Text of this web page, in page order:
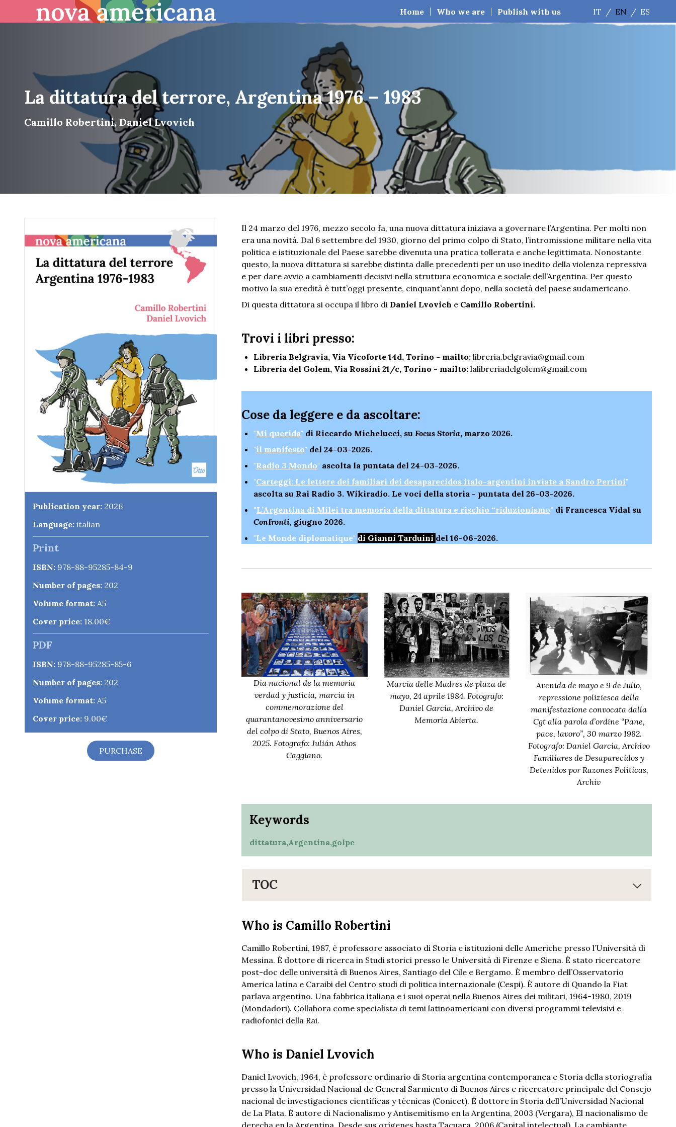
Home Who we are Publish with us IT / EN / ES
La dittatura del terrore, Argentina 1976 – 1983
Camillo Robertini, Daniel Lvovich
Publication year: 2026
Language: italian
Print
ISBN: 978-88-95285-84-9
Number of pages: 202
Volume format: A5
Cover price: 18.00€
PDF
ISBN: 978-88-95285-85-6
Number of pages: 202
Volume format: A5
Cover price: 9.00€
PURCHASE
Il 24 marzo del 1976, mezzo secolo fa, una nuova dittatura iniziava a governare l’Argentina. Per molti non
era una novità. Dal 6 settembre del 1930, giorno del primo colpo di Stato, l’intromissione militare nella vita
politica e istituzionale del Paese sarebbe divenuta una pratica tollerata e anche legittimata. Nonostante
questo, la nuova dittatura si sarebbe distinta dalle precedenti per un uso inedito della violenza repressiva
e per dare avvio a cambiamenti decisivi nella struttura economica e sociale dell’Argentina. Per questo
motivo la sua eredità è tutt’oggi presente, cinquant’anni dopo, nella società del paese sudamericano.
Di questa dittatura si occupa il libro di Daniel Lvovich e Camillo Robertini.
Trovi i libri presso:
Libreria Belgravia, Via Vicoforte 14d, Torino - mailto: libreria.belgravia@gmail.com
Libreria del Golem, Via Rossini 21/c, Torino - mailto: lalibreriadelgolem@gmail.com
Cose da leggere e da ascoltare:
"Mi querida" di Riccardo Michelucci, su Focus Storia, marzo 2026.
"il manifesto" del 24-03-2026.
"Radio 3 Mondo" ascolta la puntata del 24-03-2026.
"Carteggi: Le lettere dei familiari dei desaparecidos italo-argentini inviate a Sandro Pertini"
ascolta su Rai Radio 3. Wikiradio. Le voci della storia - puntata del 26-03-2026.
"L’Argentina di Milei tra memoria della dittatura e rischio “riduzionismo" di Francesca Vidal su
Confronti, giugno 2026.
"Le Monde diplomatique" di Gianni Tarduini del 16-06-2026.
Día nacional de la memoria
verdad y justicia, marcia in
commemorazione del
quarantanovesimo anniversario
del colpo di Stato, Buenos Aires,
2025. Fotografo: Julián Athos
Caggiano.
Marcia delle Madres de plaza de
mayo, 24 aprile 1984. Fotografo:
Daniel García, Archivo de
Memoria Abierta.
Avenida de mayo e 9 de Julio,
repressione poliziesca della
manifestazione convocata dalla
Cgt alla parola d’ordine “Pane,
pace, lavoro”, 30 marzo 1982.
Fotografo: Daniel García, Archivo
Familiares de Desaparecidos y
Detenidos por Razones Políticas,
Archiv
Keywords
dittatura,Argentina,golpe
TOC
Who is Camillo Robertini
Camillo Robertini, 1987, è professore associato di Storia e istituzioni delle Americhe presso l’Università di
Messina. È dottore di ricerca in Studi storici presso le Università di Firenze e Siena. È stato ricercatore
post-doc delle università di Buenos Aires, Santiago del Cile e Bergamo. È membro dell’Osservatorio
America latina e Caraibi del Centro studi di politica internazionale (Cespi). È autore di Quando la Fiat
parlava argentino. Una fabbrica italiana e i suoi operai nella Buenos Aires dei militari, 1964-1980, 2019
(Mondadori). Collabora come specialista di temi latinoamericani con diversi programmi televisivi e
radiofonici della Rai.
Who is Daniel Lvovich
Daniel Lvovich, 1964, è professore ordinario di Storia argentina contemporanea e Storia della storiografia
presso la Universidad Nacional de General Sarmiento di Buenos Aires e ricercatore principale del Consejo
nacional de investigaciones científicas y técnicas (Conicet). È dottore in Storia dell’Universidad Nacional
de La Plata. È autore di Nacionalismo y Antisemitismo en la Argentina, 2003 (Vergara), El nacionalismo de